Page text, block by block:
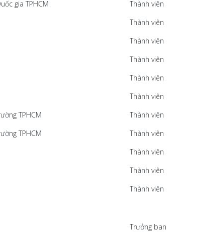
gia TPHCM
Thành viên
Thành viên
Thành viên
Thành viên
Thành viên
Thành viên
TPHCM
Thành viên
TPHCM
Thành viên
Thành viên
Thành viên
Thành viên
Trưởng ban